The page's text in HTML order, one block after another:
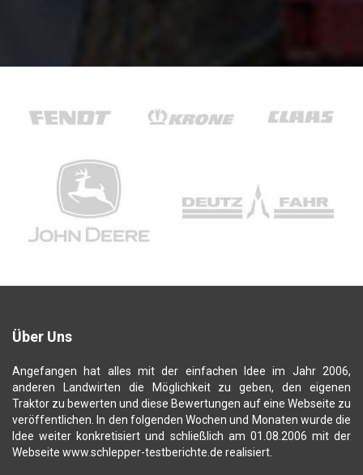
Über Uns
Angefangen hat alles mit der einfachen Idee im Jahr 2006,
anderen Landwirten die Möglichkeit zu geben, den eigenen
Traktor zu bewerten und diese Bewertungen auf eine Webseite zu
veröffentlichen. In den folgenden Wochen und Monaten wurde die
Idee weiter konkretisiert und schließlich am 01.08.2006 mit der
Webseite www.schlepper-testberichte.de realisiert.